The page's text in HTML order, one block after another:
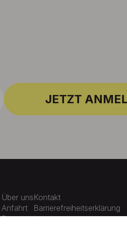
JETZT
Über uns
Anfahrt
Presse
Kontakt
Barrierefreiheitserklärung
Impressum